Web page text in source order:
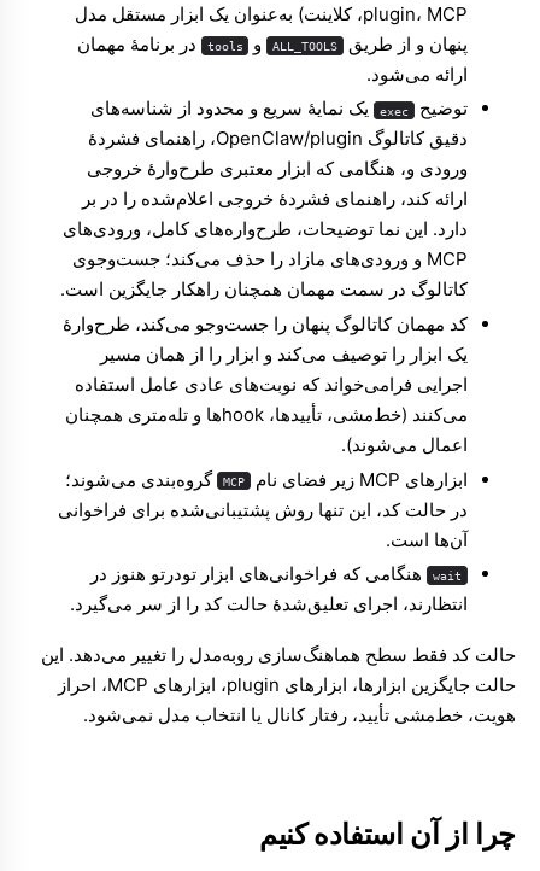
plugin، MCP، کلاینت) به‌عنوان یک ابزار مستقل مدل
پنهان و از طریق
ALL_TOOLS و tools
در برنامهٔ مهمان
ارائه می‌شود.
توضیح
exec یک نمایهٔ سریع و محدود از شناسه‌های
دقیق کاتالوگ OpenClaw/plugin، راهنمای فشردهٔ
ورودی و، هنگامی که ابزار معتبری طرح‌وارهٔ خروجی
ارائه کند، راهنمای فشردهٔ خروجی اعلام‌شده را در بر
دارد. این نما توضیحات، طرح‌واره‌های کامل، ورودی‌های
MCP و ورودی‌های مازاد را حذف می‌کند؛ جست‌وجوی
کاتالوگ در سمت مهمان همچنان راهکار جایگزین است.
کد مهمان کاتالوگ پنهان را جست‌وجو می‌کند، طرح‌وارهٔ
یک ابزار را توصیف می‌کند و ابزار را از همان مسیر
اجرایی فرامی‌خواند که نوبت‌های عادی عامل استفاده
می‌کنند (خط‌مشی، تأییدها، hookها و تله‌متری همچنان
اعمال می‌شوند).
ابزارهای MCP زیر فضای نام
MCP گروه‌بندی می‌شوند؛
در حالت کد، این تنها روش پشتیبانی‌شده برای فراخوانی
آن‌ها است.
wait هنگامی که فراخوانی‌های ابزار تودرتو هنوز در
انتظارند، اجرای تعلیق‌شدهٔ حالت کد را از سر می‌گیرد.
حالت کد فقط سطح هماهنگ‌سازی رو‌به‌مدل را تغییر می‌دهد. این
حالت جایگزین ابزارها، ابزارهای plugin، ابزارهای MCP، احراز
هویت، خط‌مشی تأیید، رفتار کانال یا انتخاب مدل نمی‌شود.
چرا از آن استفاده کنیم